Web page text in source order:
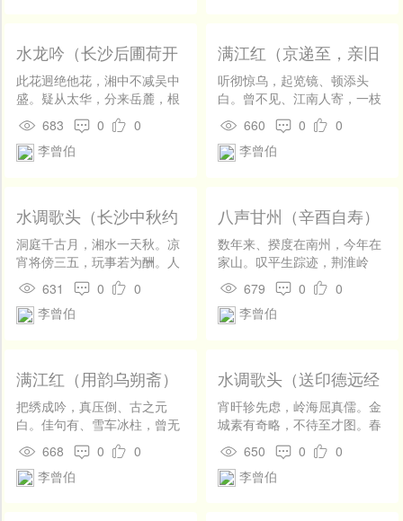
应制，去天只隔城南尺。趁五
更、桦烛向端闱，班常伯。
酒阑歌散，醉态醒堪羞。安得
真仙术，兔魄驻西流。
水龙吟（长沙后圃荷开
之久，无人领略，赋此
词，具一杯招管顺甫诸
公）
此花迥绝他花，湘中不减吴中
盛。疑从太华，分来岳麓，根
＿玉井。炬列千红，盖擎万
绿，织成云锦。向壶天清暑，
风梳露洗，尘不染、香成阵。
芳肌犹润。载月同游，隔花共
语，酒边清兴。问六郎、凝伫
多时，公不饮、俗几甚。
683 0
0
李曾伯
满江红（京递至，亲旧
皆无书，再用韵简云
岩、朔斋）
听彻惊乌，起览镜、顿添头
白。曾不见、江南人寄，一枝
春色。风卷龙鳞残甲下，山无
虎迹新蹄入。罄冰天、桂海使
同风，修文德。 三十载，江湖
似剪，志公杖上平如尺。把富
贫、都作一般看，何什伯。
660 0
0
李曾伯
水调歌头（长沙中秋约
客赏月）
洞庭千古月，湘水一天秋。凉
宵将傍三五，玩事若为酬。人
立梧桐影下，身在桂花香里。
疑是玉为州。宇宙大圆镜，沆
瀣际空浮。 傍谯城，瞻岳麓，
团团素魄，几对老蟾羞。回首
海天阔，心与水东流。
631 0
0
李曾伯
八声甘州（辛酉自寿）
数年来、揆度在南州，今年在
家山。叹平生踪迹，荆淮岭
蜀，多少间关。幸对园林花
竹，一笑且团栾。莫忆西风
梦，驰志楼兰。 赢得维摩多
时、清平无事，放老翁、长伴
白鸥闲。聊相与，桂花香里，
满酌开颜。
679 0
0
李曾伯
满江红（用韵乌朔斋）
把绣成吟，真压倒、古之元
白。佳句有、雪车冰柱，曾无
矜色。一点不留烟火气，诗脾
时有清风入。更岭边、多少活
人恩，于公德。 公自是，朝天
668 0
0
李曾伯
水调歌头（送印德远经
略入广）
宵旰轸先虑，岭海屈真儒。金
城素有奇略，不待至才图。春
满洲鹦楼鹤，天付簪山带水，
驷马驾轻车。六月正炎热，吾
肯缓吾驱。 越蓬婆，逾邛笮，
650 0
0
李曾伯